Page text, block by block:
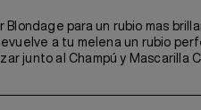
Blondage para un rubio mas
a tu melena un rubio
junto al Champú y Mascarilla